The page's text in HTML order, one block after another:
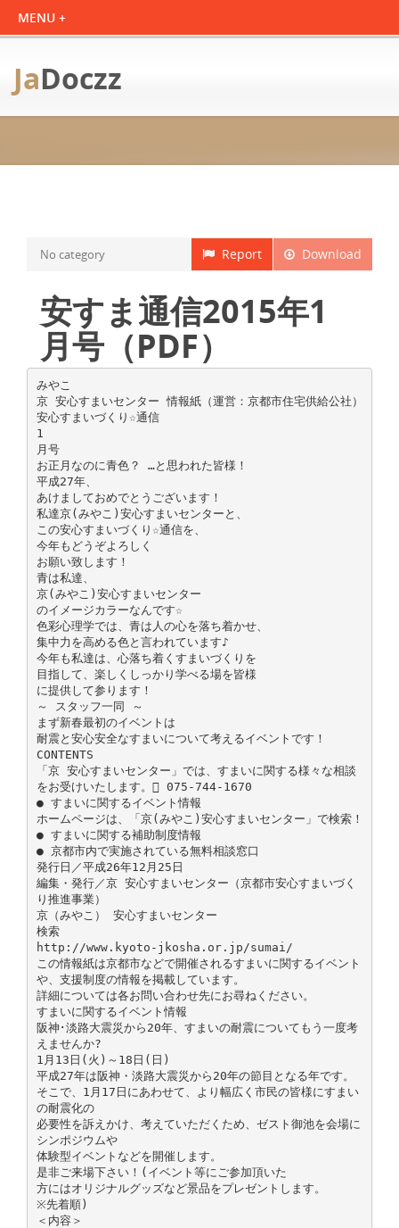
JaDoczz
Download
Report
No category
安すま通信2015年1
月号（PDF）
みやこ
京 安心すまいセンター 情報紙（運営：京都市住宅供給公社）
安心すまいづくり☆通信
1
月号
お正月なのに青色？ …と思われた皆様！
平成27年、
あけましておめでとうございます！
私達京(みやこ)安心すまいセンターと、
この安心すまいづくり☆通信を、
今年もどうぞよろしく
お願い致します！
青は私達、
京(みやこ)安心すまいセンター
のイメージカラーなんです☆
色彩心理学では、青は人の心を落ち着かせ、
集中力を高める色と言われています♪
今年も私達は、心落ち着くすまいづくりを
目指して、楽しくしっかり学べる場を皆様
に提供して参ります！
～ スタッフ一同 ～
まず新春最初のイベントは
耐震と安心安全なすまいについて考えるイベントです！
CONTENTS
「京 安心すまいセンター」では、すまいに関する様々な相談
をお受けいたします。 075-744-1670
● すまいに関するイベント情報
ホームページは、「京(みやこ)安心すまいセンター」で検索！
● すまいに関する補助制度情報
● 京都市内で実施されている無料相談窓口
発行日／平成26年12月25日
編集・発行／京 安心すまいセンター（京都市安心すまいづく
り推進事業）
京（みやこ） 安心すまいセンター
検索
http://www.kyoto-jkosha.or.jp/sumai/
この情報紙は京都市などで開催されるすまいに関するイベント
や、支援制度の情報を掲載しています。
詳細については各お問い合わせ先にお尋ねください。
すまいに関するイベント情報
阪神･淡路大震災から20年、すまいの耐震についてもう一度考
えませんか?
1月13日(火)～18日(日)
平成27年は阪神・淡路大震災から20年の節目となる年です。
そこで、1月17日にあわせて、より幅広く市民の皆様にすまい
の耐震化の
必要性を訴えかけ、考えていただくため、ゼスト御池を会場に
シンポジウムや
体験型イベントなどを開催します。
是非ご来場下さい！(イベント等にご参加頂いた
方にはオリジナルグッズなど景品をプレゼントします。
※先着順)
＜内容＞